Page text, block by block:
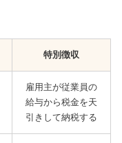
特別徴収
雇用主が従業員の
給与から税金を天
引きして納税する